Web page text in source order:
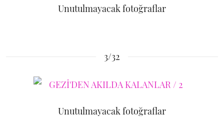
Unutulmayacak fotoğraflar
3/32
Unutulmayacak fotoğraflar